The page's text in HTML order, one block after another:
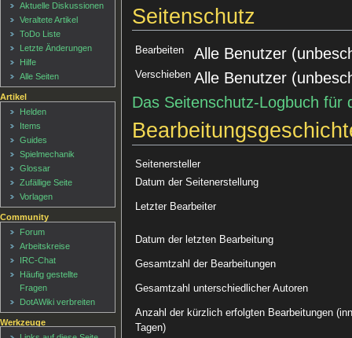
Seitenschutz
Bearbeiten Alle Benutzer
Verschieben Alle Benutzer
Das Seitenschutz-Logbuch für
Seitenersteller
Datum der Seitenerstellung
Letzter Bearbeiter
Datum der letzten Bearbeitung
Gesamtzahl der Bearbeitungen
Gesamtzahl unterschiedlicher Autoren
Anzahl der kürzlich erfolgten Bearbeitungen
Tagen)
Aktuelle Diskussionen
Veraltete Artikel
ToDo Liste
Letzte Änderungen
Hilfe
Alle Seiten
Artikel
Helden
Items
Guides
Spielmechanik
Glossar
Zufällige Seite
Vorlagen
Community
Forum
Arbeitskreise
IRC-Chat
Häufig gestellte
Fragen
DotAWiki verbreiten
Werkzeuge